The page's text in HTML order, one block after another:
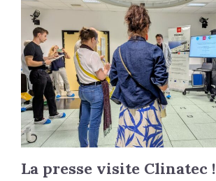
La presse visite Clinatec !